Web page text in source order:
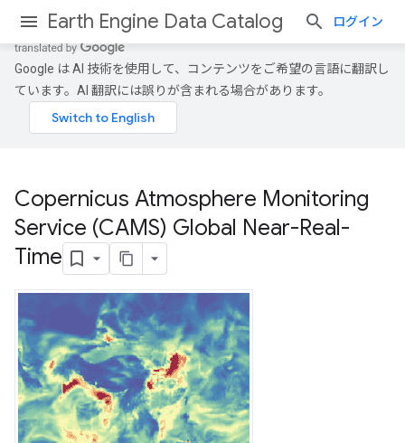
Earth Engine Data Catalog ログイン
Google は AI 技術を使用して、コンテンツをご希望の言語に翻訳し
ています。AI 翻訳には誤りが含まれる場合があります。
Copernicus Atmosphere Monitoring
Service (CAMS) Global Near-Real-
Time